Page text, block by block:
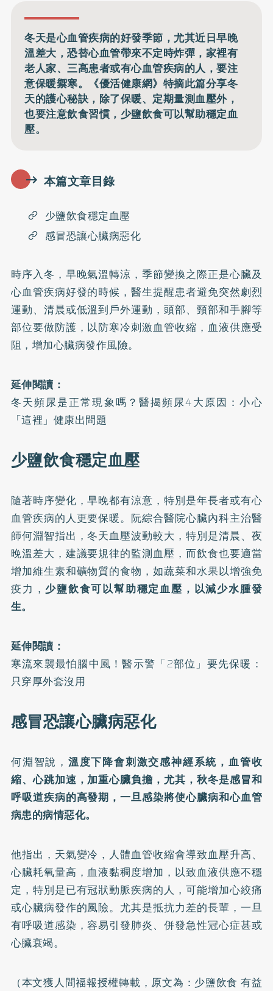
冬天是心血管疾病的好發季節，尤其近日早晚
溫差大，恐替心血管帶來不定時炸彈，家裡有
老人家、三高患者或有心血管疾病的人，要注
意保暖禦寒。《優活健康網》特摘此篇分享冬
天的護心秘訣，除了保暖、定期量測血壓外，
也要注意飲食習慣，少鹽飲食可以幫助穩定血
壓。
本篇文章目錄
少鹽飲食穩定血壓
感冒恐讓心臟病惡化
時序入冬，早晚氣溫轉涼，季節變換之際正是心臟及
心血管疾病好發的時候，醫生提醒患者避免突然劇烈
運動、清晨或低溫到戶外運動，頭部、頸部和手腳等
部位要做防護，以防寒冷刺激血管收縮，血液供應受
阻，增加心臟病發作風險。
延伸閱讀：
冬天頻尿是正常現象嗎？醫揭頻尿4大原因：小心
「這裡」健康出問題
少鹽飲食穩定血壓
隨著時序變化，早晚都有涼意，特別是年長者或有心
血管疾病的人更要保暖。阮綜合醫院心臟內科主治醫
師何淵智指出，冬天血壓波動較大，特別是清晨、夜
晚溫差大，建議要規律的監測血壓，而飲食也要適當
增加維生素和礦物質的食物，如蔬菜和水果以增強免
疫力，少鹽飲食可以幫助穩定血壓，以減少水腫發
生。
延伸閱讀：
寒流來襲最怕腦中風！醫示警「2部位」要先保暖：
只穿厚外套沒用
感冒恐讓心臟病惡化
何淵智說， 溫度下降會刺激交感神經系統，血管收
縮、心跳加速，加重心臟負擔，尤其，秋冬是感冒和
呼吸道疾病的高發期，一旦感染將使心臟病和心血管
病患的病情惡化。
他指出，天氣變冷，人體血管收縮會導致血壓升高、
心臟耗氧量高，血液黏稠度增加，以致血液供應不穩
定，特別是已有冠狀動脈疾病的人，可能增加心絞痛
或心臟病發作的風險。尤其是抵抗力差的長輩，一旦
有呼吸道感染，容易引發肺炎、併發急性冠心症甚或
心臟衰竭。
（本文獲人間福報授權轉載，原文為： 少鹽飲食 有益